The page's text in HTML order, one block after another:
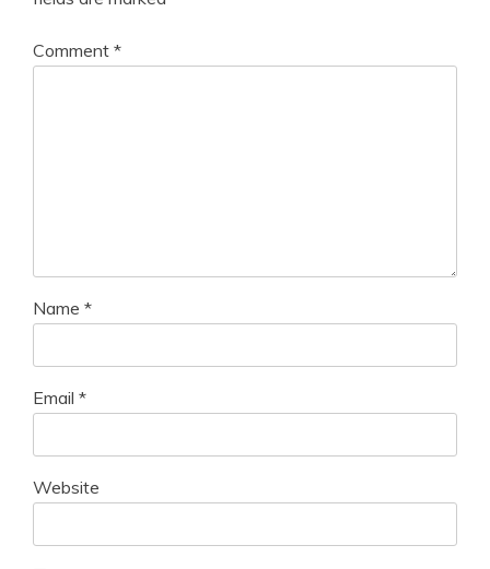
Comment *
Name *
Email *
Website